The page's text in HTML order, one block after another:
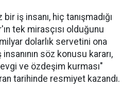
iş insanı, hiç tanışmadığı
tek mirasçısı olduğunu
dolarlık servetini ona
insanının söz konusu kararı,
ve özdeşim kurması"
tarihinde resmiyet kazandı.